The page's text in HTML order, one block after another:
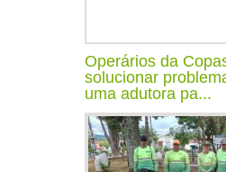
Operários da
solucionar
uma adutora pa...